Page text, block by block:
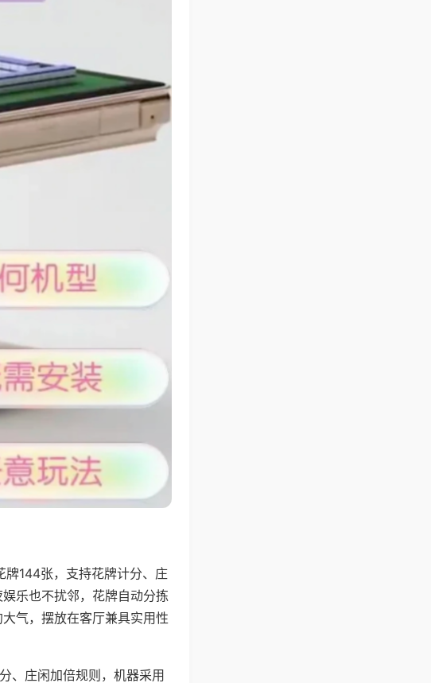
牌144张，支持花牌计分、庄
乐也不扰邻，花牌自动分拣
气，摆放在客厅兼具实用性
、庄闲加倍规则，机器采用